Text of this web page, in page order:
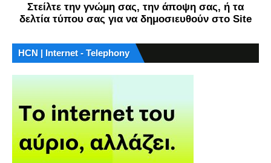
Στείλτε την γνώμη σας, την άποψη σας, ή τα
δελτία τύπου σας για να δημοσιευθούν στο Site
HCN | Internet - Telephony